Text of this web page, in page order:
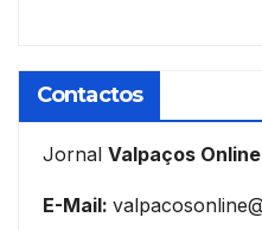
Contactos
Jornal Valpaços Online
E-Mail: